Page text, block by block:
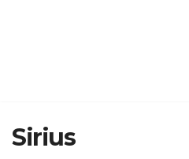
Sirius